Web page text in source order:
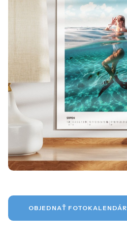
OBJEDNAŤ FOTOKALENDÁR